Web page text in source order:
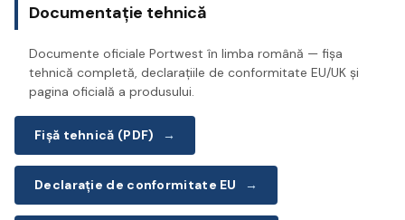
Documentație tehnică
Documente oficiale Portwest în limba română — fișa
tehnică completă, declarațiile de conformitate EU/UK și
pagina oficială a produsului.
Fișă tehnică (PDF) →
Declarație de conformitate EU →